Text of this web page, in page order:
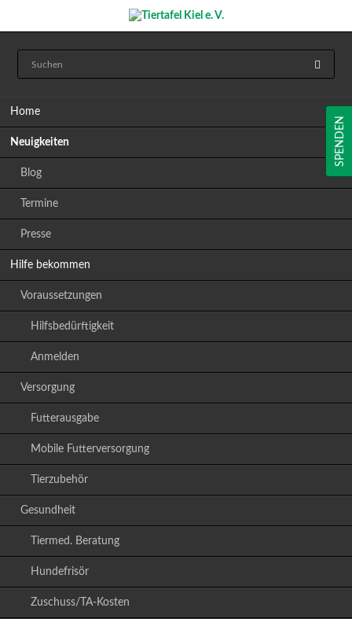
Home
Neuigkeiten
Blog
Termine
Presse
Hilfe bekommen
Voraussetzungen
Hilfsbedürftigkeit
Anmelden
Versorgung
Futterausgabe
Mobile Futterversorgung
Tierzubehör
Gesundheit
Tiermed. Beratung
Hundefrisör
Zuschuss/TA-Kosten
SPENDEN